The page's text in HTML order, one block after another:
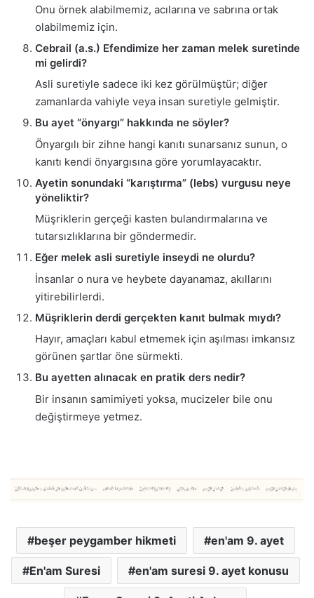
Onu örnek alabilmemiz, acılarına ve sabrına ortak
olabilmemiz için.
Cebrail (a.s.) Efendimize her zaman melek suretinde
mi gelirdi?
Asli suretiyle sadece iki kez görülmüştür; diğer
zamanlarda vahiyle veya insan suretiyle gelmiştir.
Bu ayet “önyargı” hakkında ne söyler?
Önyargılı bir zihne hangi kanıtı sunarsanız sunun, o
kanıtı kendi önyargısına göre yorumlayacaktır.
Ayetin sonundaki “karıştırma” (lebs) vurgusu neye
yöneliktir?
Müşriklerin gerçeği kasten bulandırmalarına ve
tutarsızlıklarına bir göndermedir.
Eğer melek asli suretiyle inseydi ne olurdu?
İnsanlar o nura ve heybete dayanamaz, akıllarını
yitirebilirlerdi.
Müşriklerin derdi gerçekten kanıt bulmak mıydı?
Hayır, amaçları kabul etmemek için aşılması imkansız
görünen şartlar öne sürmekti.
Bu ayetten alınacak en pratik ders nedir?
Bir insanın samimiyeti yoksa, mucizeler bile onu
değiştirmeye yetmez.
beşer peygamber hikmeti en'am 9. ayet
En'am Suresi en'am suresi 9. ayet konusu